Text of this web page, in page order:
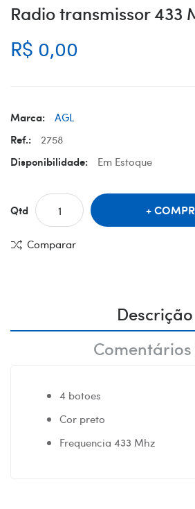
Radio transmissor 433
R$ 0,00
Marca:
AGL
Ref.:
2758
Disponibilidade:
Em Estoque
Qtd
Comparar
Descrição
Comentários
4 botoes
Cor preto
Frequencia 433 Mhz